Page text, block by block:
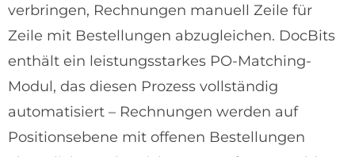
verbringen, Rechnungen manuell Zeile für
Zeile mit Bestellungen abzugleichen. DocBits
enthält ein leistungsstarkes PO-Matching-
Modul, das diesen Prozess vollständig
automatisiert – Rechnungen werden auf
Positionsebene mit offenen Bestellungen